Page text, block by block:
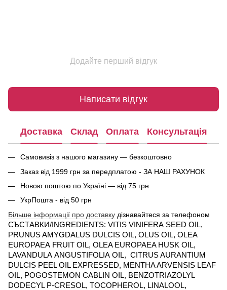
Додайте перший відгук
Написати відгук
Доставка Склад Оплата Консультація
Самовивіз з нашого магазину — безкоштовно
Заказ від 1999 грн за передплатою - ЗА НАШ РАХУНОК
Новою поштою по Україні — від 75 грн
УкрПошта - від 50 грн
Більше інформації про доставку дізнавайтеся за телефоном
СЪСТАВКИ/ INGREDIENTS: VITIS VINIFERA SEED OIL,
PRUNUS AMYGDALUS DULCIS OIL, OLUS OIL, OLEA
EUROPAEA FRUIT OIL, OLEA EUROPAEA HUSK OIL,
LAVANDULA ANGUSTIFOLIA OIL, CITRUS AURANTIUM
DULCIS PEEL OIL EXPRESSED, MENTHA ARVENSIS LEAF
OIL, POGOSTEMON CABLIN OIL, BENZOTRIAZOLYL
DODECYL P-CRESOL, TOCOPHEROL, LINALOOL,